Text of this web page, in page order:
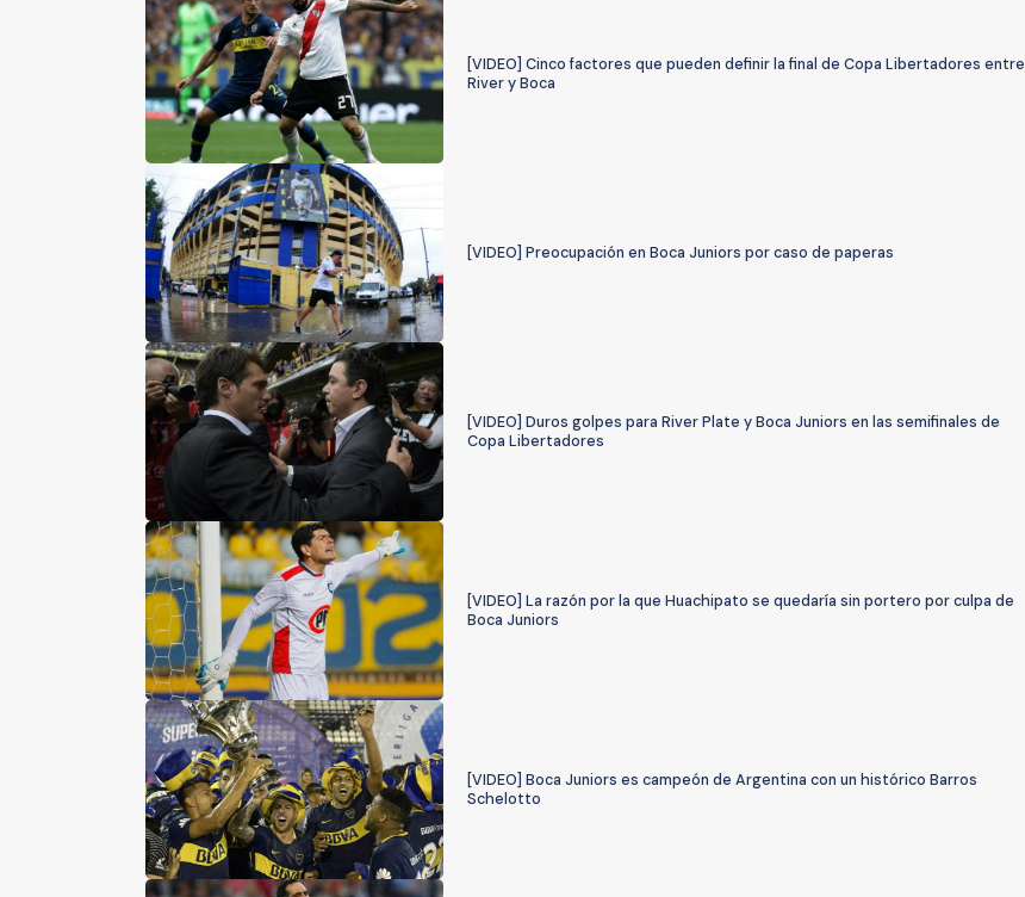
[VIDEO] Cinco factores que pueden definir la final de Copa Libertadores entre
River y Boca
[VIDEO] Preocupación en Boca Juniors por caso de paperas
[VIDEO] Duros golpes para River Plate y Boca Juniors en las semifinales de
Copa Libertadores
[VIDEO] La razón por la que Huachipato se quedaría sin portero por culpa de
Boca Juniors
[VIDEO] Boca Juniors es campeón de Argentina con un histórico Barros
Schelotto